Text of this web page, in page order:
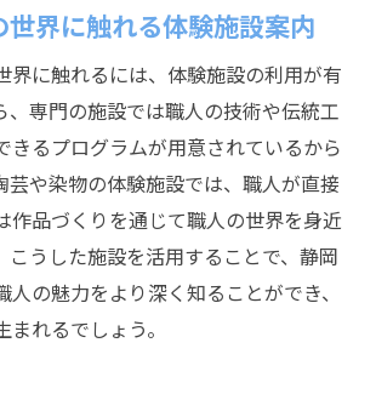
界に触れる体験施設案内
界に触れるには、体験施設の利用が有
、専門の施設では職人の技術や伝統工
きるプログラムが用意されているから
芸や染物の体験施設では、職人が直接
作品づくりを通じて職人の世界を身近
こうした施設を活用することで、静岡
人の魅力をより深く知ることができ、
れるでしょう。